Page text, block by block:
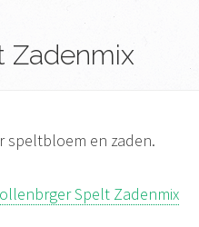
Zadenmix
speltbloem en zaden.
Spelt Zadenmix